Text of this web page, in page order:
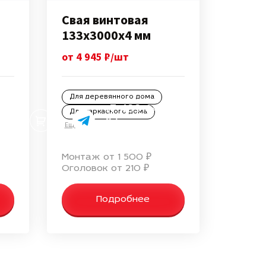
+7 499 647-43-
87
Свая винтовая
133х3000х4 мм
от 4 945 ₽/шт
Для деревянного дома
Для каркасного дома
Еще
Монтаж от 1 500 ₽
Оголовок от 210 ₽
Подробнее